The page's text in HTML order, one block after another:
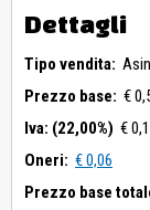
Dettagli
Tipo vendita:
Prezzo base: €
Iva: (22,00%) €
Oneri: € 0,06
Prezzo base